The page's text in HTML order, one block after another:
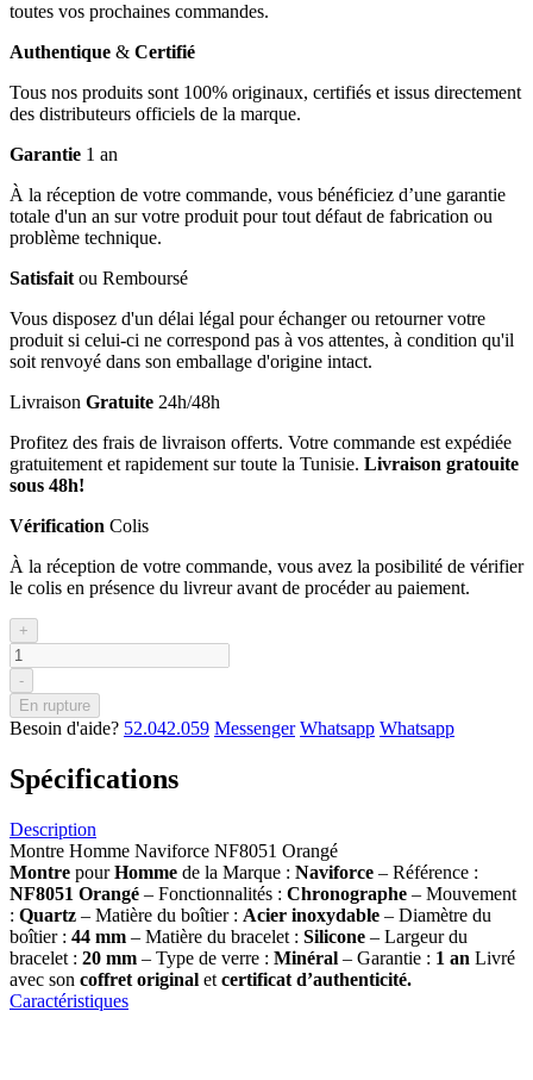
toutes vos prochaines commandes.
Authentique & Certifié
Tous nos produits sont 100% originaux, certifiés et issus directement
des distributeurs officiels de la marque.
Garantie 1 an
À la réception de votre commande, vous bénéficiez d’une garantie
totale d'un an sur votre produit pour tout défaut de fabrication ou
problème technique.
Satisfait ou Remboursé
Vous disposez d'un délai légal pour échanger ou retourner votre
produit si celui-ci ne correspond pas à vos attentes, à condition qu'il
soit renvoyé dans son emballage d'origine intact.
Livraison Gratuite 24h/48h
Profitez des frais de livraison offerts. Votre commande est expédiée
gratuitement et rapidement sur toute la Tunisie. Livraison gratouite
sous 48h!
Vérification Colis
À la réception de votre commande, vous avez la posibilité de vérifier
le colis en présence du livreur avant de procéder au paiement.
+
-
En rupture
Besoin d'aide? 52.042.059 Messenger Whatsapp Whatsapp
Spécifications
Description
Montre Homme Naviforce NF8051 Orangé
Montre pourHomme de la Marque : Naviforce – Référence :
NF8051 Orangé – Fonctionnalités : Chronographe – Mouvement
: Quartz – Matière du boîtier : Acier inoxydable – Diamètre du
boîtier : 44 mm – Matière du bracelet : Silicone – Largeur du
bracelet : 20 mm – Type de verre : Minéral – Garantie : 1 an Livré
avec son coffret original et certificat d’authenticité.
Caractéristiques